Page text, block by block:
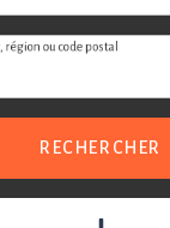
ou code postal
RECHERCHER